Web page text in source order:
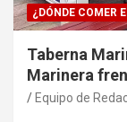
¿DÓNDE COMER
Taberna
Marinera
Equipo de